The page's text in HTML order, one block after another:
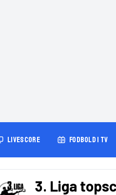
LIVESCORE FODBOLD I TV
3. Liga